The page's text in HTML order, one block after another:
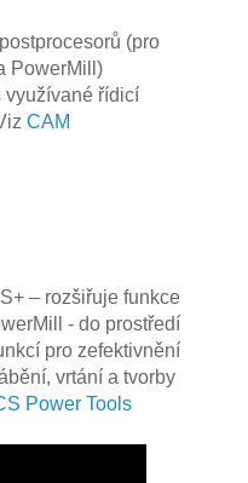
(pro
PowerMill)
využívané řídicí
CAM
– rozšiřuje funkce
- do prostředí
pro zefektivnění
vrtání a tvorby
Power Tools